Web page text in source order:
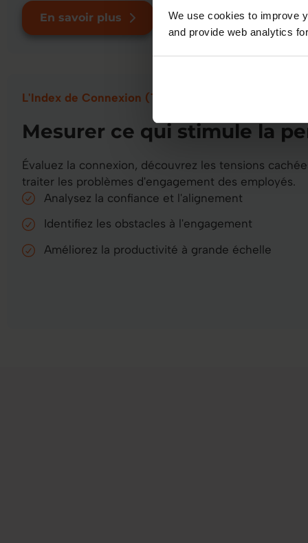
We use cookies to improve
and provide web analytics
En savoir plus
L'Index de Connexion (The Connection Index)
Mesurer ce qui stimule la
Évaluez la connexion, découvrez les tensions
traiter les problèmes d'engagement des employés.
Analysez la confiance et l'alignement
Identifiez les obstacles à l'engagement
Améliorez la productivité à grande échelle